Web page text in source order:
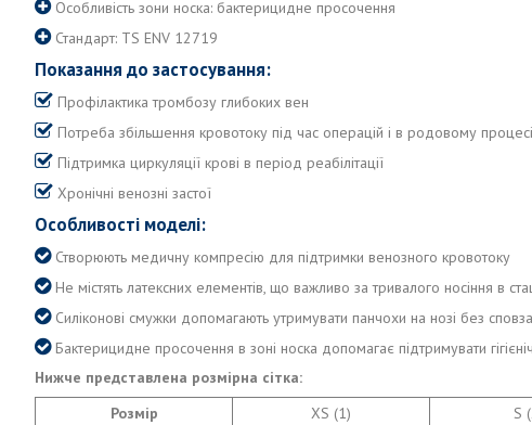
Особливість зони носка: бактерицидне просочення
Стандарт: TS ENV 12719
Показання до застосування:
Профілактика тромбозу глибоких вен
Потреба збільшення кровотоку під час операцій і в родовому процесі
Підтримка циркуляції крові в період реабілітації
Хронічні венозні застої
Особливості моделі:
Створюють медичну компресію для підтримки венозного кровотоку
Не містять латексних елементів, що важливо за тривалого носіння в
Силіконові смужки допомагають утримувати панчохи на нозі без
Бактерицидне просочення в зоні носка допомагає підтримувати
Нижче представлена розмірна сітка:
Розмір
XS (1) S